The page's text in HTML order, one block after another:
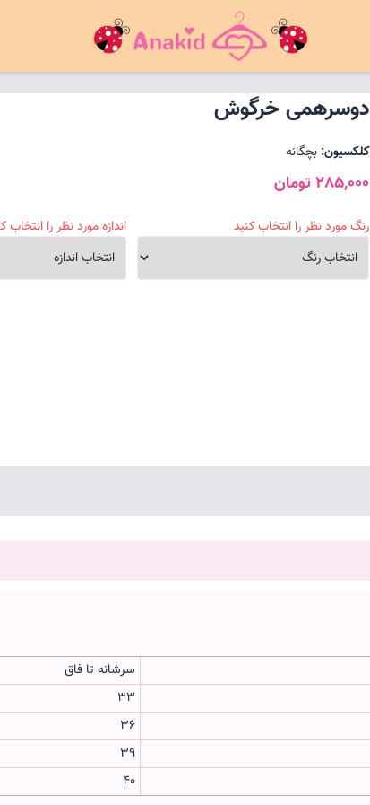
دوسرهمی خرگوش
کلکسیون: بچگانه
285,000 تومان
رنگ مورد نظر را انتخاب کنید اندازه مورد نظر را انتخاب
سرشانه تا فاق
33
36
39
40